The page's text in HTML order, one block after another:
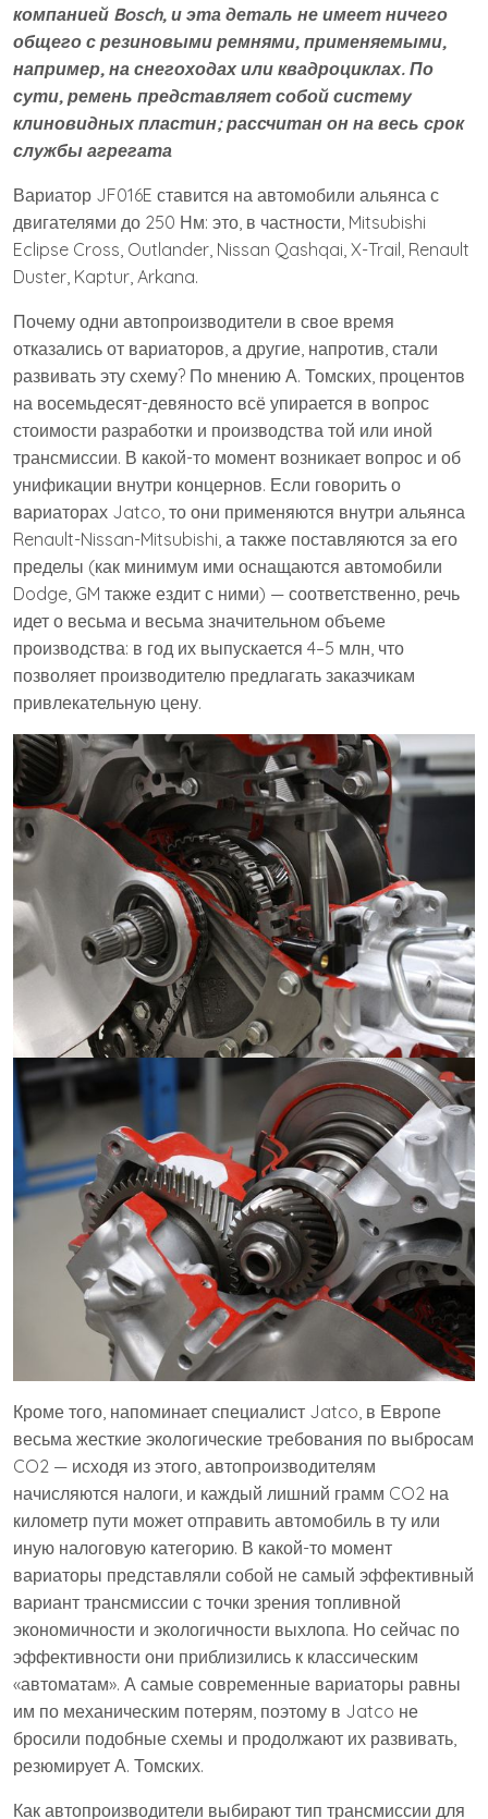
компанией Bosch, и эта деталь не имеет ничего
общего с резиновыми ремнями, применяемыми,
например, на снегоходах или квадроциклах. По
сути, ремень представляет собой систему
клиновидных пластин; рассчитан он на весь срок
службы агрегата
Вариатор JF016E ставится на автомобили альянса с
двигателями до 250 Нм: это, в частности, Mitsubishi
Eclipse Cross, Outlander, Nissan Qashqai, X-Trail, Renault
Duster, Kaptur, Arkana.
Почему одни автопроизводители в свое время
отказались от вариаторов, а другие, напротив, стали
развивать эту схему? По мнению А. Томских, процентов
на восемьдесят-девяносто всё упирается в вопрос
стоимости разработки и производства той или иной
трансмиссии. В какой-то момент возникает вопрос и об
унификации внутри концернов. Если говорить о
вариаторах Jatco, то они применяются внутри альянса
Renault-Nissan-Mitsubishi, а также поставляются за его
пределы (как минимум ими оснащаются автомобили
Dodge, GM также ездит с ними) — соответственно, речь
идет о весьма и весьма значительном объеме
производства: в год их выпускается 4–5 млн, что
позволяет производителю предлагать заказчикам
привлекательную цену.
Кроме того, напоминает специалист Jatco, в Европе
весьма жесткие экологические требования по выбросам
CO2 — исходя из этого, автопроизводителям
начисляются налоги, и каждый лишний грамм CO2 на
километр пути может отправить автомобиль в ту или
иную налоговую категорию. В какой-то момент
вариаторы представляли собой не самый эффективный
вариант трансмиссии с точки зрения топливной
экономичности и экологичности выхлопа. Но сейчас по
эффективности они приблизились к классическим
«автоматам». А самые современные вариаторы равны
им по механическим потерям, поэтому в Jatco не
бросили подобные схемы и продолжают их развивать,
резюмирует А. Томских.
Как автопроизводители выбирают тип трансмиссии для